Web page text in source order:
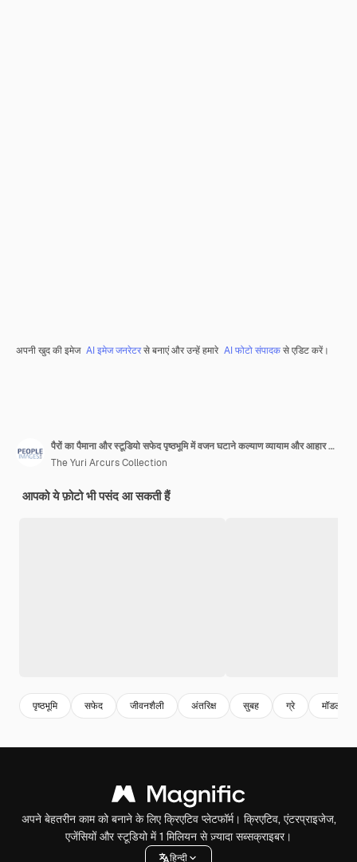
अपनी खुद की इमेज AI इमेज जनरेटरसे बनाएं और उन्हें हमारे AI फोटो संपादकसे एडिट करें।
पैरों का पैमाना और स्टूडियो सफेद पृष्ठभूमि में वजन घटाने कल्याण व्यायाम और आहार या स्वस्थ जीवन शैली के लिए बॉडी मास ट्रेनिंग और डिटॉक्स उपलब्धि और आत्म देखभाल के लिए व्यक्ति प्रगति जांच
The Yuri Arcurs Collection
आपको ये फ़ोटो भी पसंद आ सकती हैं
पृष्ठभूमि सफेद जीवनशैली अंतरिक्ष सुबह ग्रे मॉडल
अपने बेहतरीन काम को बनाने के लिए क्रिएटिव प्लेटफॉर्म। क्रिएटिव, एंटरप्राइजेज,
एजेंसियों और स्टूडियो में 1 मिलियन से ज़्यादा सब्सक्राइबर।
हिन्दी